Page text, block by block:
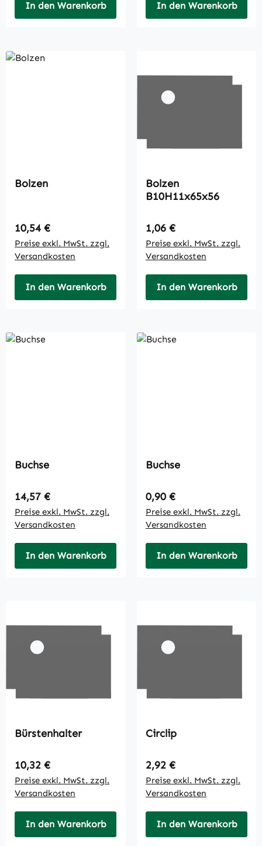
In den Warenkorb In den Warenkorb
Bolzen
Regulärer Preis:
10,54 €
Preise exkl. MwSt. zzgl.
Versandkosten
In den Warenkorb
Bolzen
B10H11x65x56
Regulärer Preis:
1,06 €
Preise exkl. MwSt. zzgl.
Versandkosten
In den Warenkorb
Buchse
Regulärer Preis:
14,57 €
Preise exkl. MwSt. zzgl.
Versandkosten
In den Warenkorb
Buchse
Regulärer Preis:
0,90 €
Preise exkl. MwSt. zzgl.
Versandkosten
In den Warenkorb
Bürstenhalter
Regulärer Preis:
10,32 €
Preise exkl. MwSt. zzgl.
Versandkosten
In den Warenkorb
Circlip
Regulärer Preis:
2,92 €
Preise exkl. MwSt. zzgl.
Versandkosten
In den Warenkorb